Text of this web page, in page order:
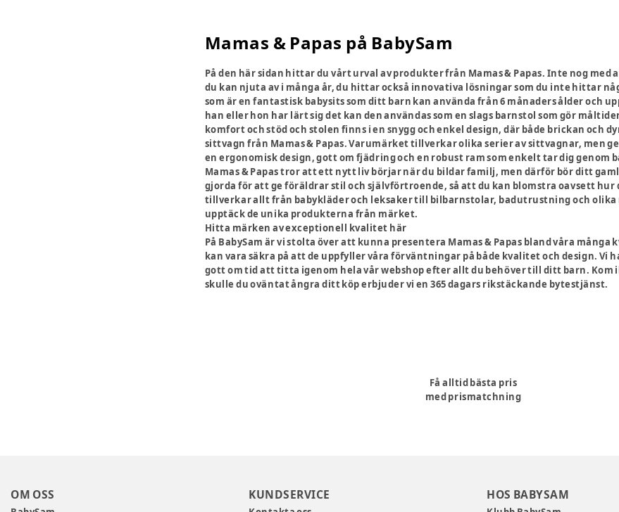
Mamas & Papas på BabySam
På den här sidan hittar du vårt urval av produkter från Mamas & Papas. Inte nog
du kan njuta av i många år, du hittar också innovativa lösningar som du inte hittar
som är en fantastisk babysits som ditt barn kan använda från 6 månaders ålder och
han eller hon har lärt sig det kan den användas som en slags barnstol som gör
komfort och stöd och stolen finns i en snygg och enkel design, där både brickan och
sittvagn från Mamas & Papas. Varumärket tillverkar olika serier av sittvagnar, men
en ergonomisk design, gott om fjädring och en robust ram som enkelt tar dig genom
Mamas & Papas tror att ett nytt liv börjar när du bildar familj, men därför bör ditt
gjorda för att ge föräldrar stil och självförtroende, så att du kan blomstra oavsett hur
tillverkar allt från babykläder och leksaker till bilbarnstolar, badutrustning och olika
upptäck de unika produkterna från märket.
Hitta märken av exceptionell kvalitet här
På BabySam är vi stolta över att kunna presentera Mamas & Papas bland våra
kan vara säkra på att de uppfyller våra förväntningar på både kvalitet och design. Vi
gott om tid att titta igenom hela vår webshop efter allt du behöver till ditt barn.
skulle du oväntat ångra ditt köp erbjuder vi en 365 dagars rikstäckande bytestjänst.
Få alltid bästa pris
med prismatchning
OM OSS KUNDSERVICE HOS BABYSAM